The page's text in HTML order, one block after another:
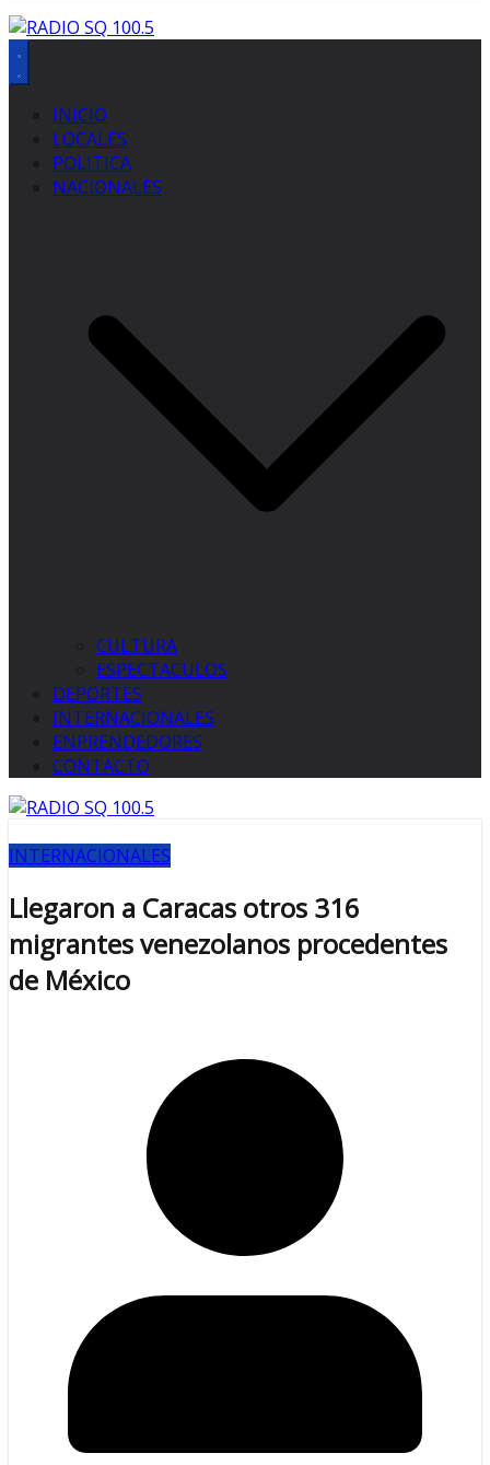
INICIO
LOCALES
POLITICA
NACIONALES
CULTURA
ESPECTACULOS
DEPORTES
INTERNACIONALES
ENPRENDEDORES
CONTACTO
INTERNACIONALES
Llegaron a Caracas otros 316
migrantes venezolanos procedentes
de México